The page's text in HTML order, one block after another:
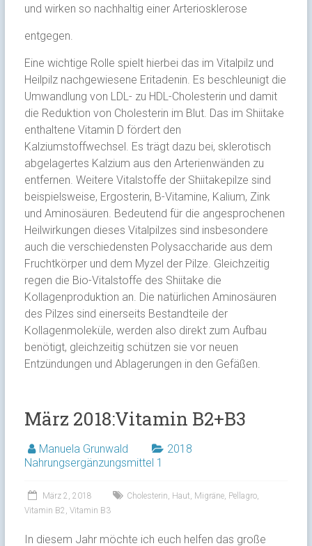
und wirken so nachhaltig einer Arteriosklerose
entgegen.
Eine wichtige Rolle spielt hierbei das im Vitalpilz und
Heilpilz nachgewiesene Eritadenin. Es beschleunigt die
Umwandlung von LDL- zu HDL-Cholesterin und damit
die Reduktion von Cholesterin im Blut. Das im Shiitake
enthaltene Vitamin D fördert den
Kalziumstoffwechsel. Es trägt dazu bei, sklerotisch
abgelagertes Kalzium aus den Arterienwänden zu
entfernen. Weitere Vitalstoffe der Shiitakepilze sind
beispielsweise, Ergosterin, B-Vitamine, Kalium, Zink
und Aminosäuren. Bedeutend für die angesprochenen
Heilwirkungen dieses Vitalpilzes sind insbesondere
auch die verschiedensten Polysaccharide aus dem
Fruchtkörper und dem Myzel der Pilze. Gleichzeitig
regen die Bio-Vitalstoffe des Shiitake die
Kollagenproduktion an. Die natürlichen Aminosäuren
des Pilzes sind einerseits Bestandteile der
Kollagenmoleküle, werden also direkt zum Aufbau
benötigt, gleichzeitig schützen sie vor neuen
Entzündungen und Ablagerungen in den Gefäßen.
März 2018:Vitamin B2+B3
Manuela Grunwald
2018
Nahrungsergänzungsmittel 1
März 2, 2018 Cholesterin Haut Migräne, Pellagro,
Vitamin B2 Vitamin B3
In diesem Jahr möchte ich euch helfen das große